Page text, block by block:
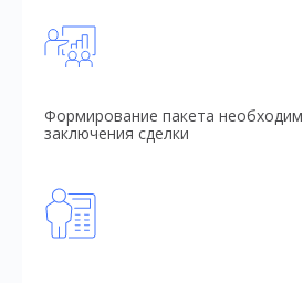
Формирование пакета
заключения сделки